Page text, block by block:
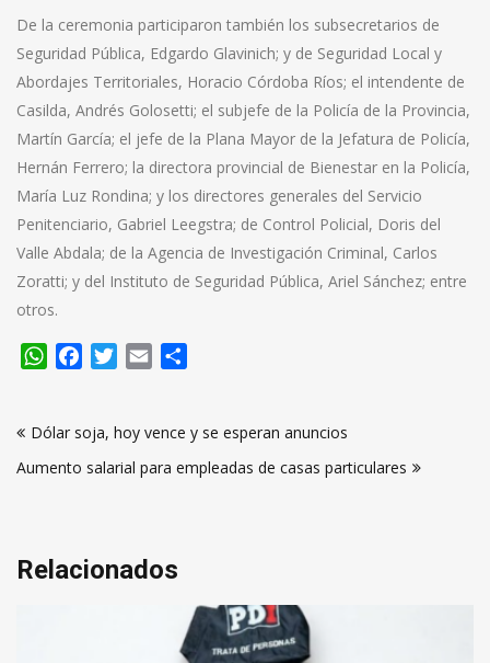
De la ceremonia participaron también los subsecretarios de
Seguridad Pública, Edgardo Glavinich; y de Seguridad Local y
Abordajes Territoriales, Horacio Córdoba Ríos; el intendente de
Casilda, Andrés Golosetti; el subjefe de la Policía de la Provincia,
Martín García; el jefe de la Plana Mayor de la Jefatura de Policía,
Hernán Ferrero; la directora provincial de Bienestar en la Policía,
María Luz Rondina; y los directores generales del Servicio
Penitenciario, Gabriel Leegstra; de Control Policial, Doris del
Valle Abdala; de la Agencia de Investigación Criminal, Carlos
Zoratti; y del Instituto de Seguridad Pública, Ariel Sánchez; entre
otros.
WhatsApp
FacebookTwitter
Email
de
entradas
Dólar soja, hoy vence y se esperan anuncios
Aumento salarial para empleadas de casas particulares
Relacionados